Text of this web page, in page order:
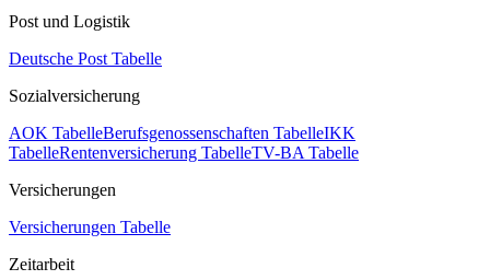
Post und Logistik
Deutsche Post Tabelle
Sozialversicherung
AOK TabelleBerufsgenossenschaften TabelleIKK
TabelleRentenversicherung TabelleTV-BA Tabelle
Versicherungen
Versicherungen Tabelle
Zeitarbeit